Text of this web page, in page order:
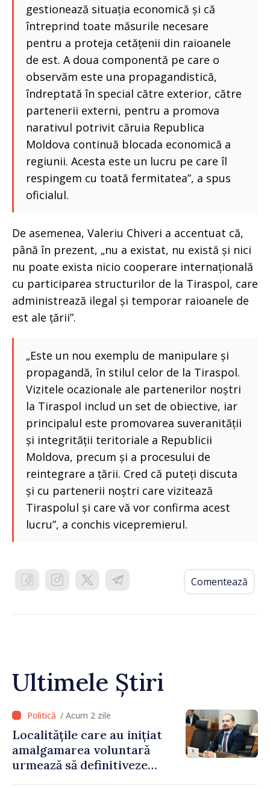
gestionează situația economică și că
întreprind toate măsurile necesare
pentru a proteja cetățenii din raioanele
de est. A doua componentă pe care o
observăm este una propagandistică,
îndreptată în special către exterior, către
partenerii externi, pentru a promova
narativul potrivit căruia Republica
Moldova continuă blocada economică a
regiunii. Acesta este un lucru pe care îl
respingem cu toată fermitatea”, a spus
oficialul.
De asemenea, Valeriu Chiveri a accentuat că,
până în prezent, „nu a existat, nu există și nici
nu poate exista nicio cooperare internațională
cu participarea structurilor de la Tiraspol, care
administrează ilegal și temporar raioanele de
est ale țării”.
„Este un nou exemplu de manipulare și
propagandă, în stilul celor de la Tiraspol.
Vizitele ocazionale ale partenerilor noștri
la Tiraspol includ un set de obiective, iar
principalul este promovarea suveranității
și integrității teritoriale a Republicii
Moldova, precum și a procesului de
reintegrare a țării. Cred că puteți discuta
și cu partenerii noștri care vizitează
Tiraspolul și care vă vor confirma acest
lucru”, a conchis vicepremierul.
Comentează
Ultimele Știri
/ Acum 2 zile
Localitățile care au inițiat
amalgamarea voluntară
urmează să definitiveze